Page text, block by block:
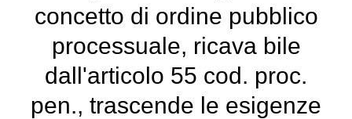
concetto di ordine pubblico
processuale, ricava bile
dall'articolo 55 cod. proc.
pen., trascende le esigenze